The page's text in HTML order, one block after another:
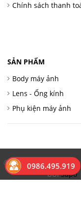
Chính sách thanh
SẢN PHẨM
Body máy ảnh
Lens - Ống kính
Phụ kiện máy ảnh
© Bản quyền thuộc
bởiSapo|
0986.495.919